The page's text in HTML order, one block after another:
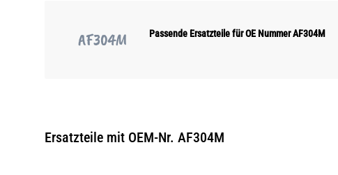
AF304M Passende Ersatzteile für OE Nummer AF304M
Ersatzteile mit OEM-Nr. AF304M